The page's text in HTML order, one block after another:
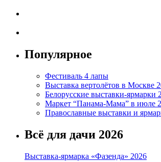
Популярное
Фестиваль 4 лапы
Выставка вертолётов в Москве
Белорусские выставки-ярмарки
Маркет “Панама-Мама” в июле
Православные выставки и
Всё для дачи 2026
Выставка-ярмарка «Фазенда» 2026